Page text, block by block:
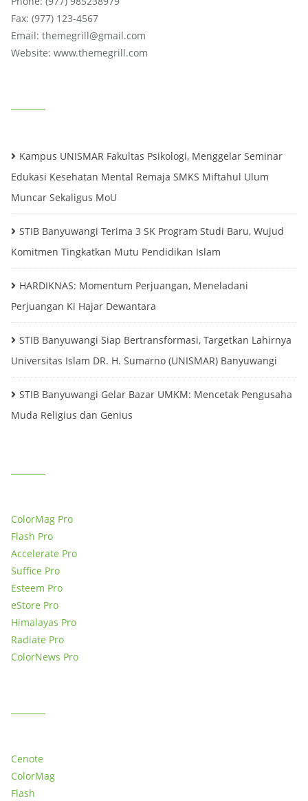
Fax: (977) 123-4567
Email: themegrill@gmail.com
Website: www.themegrill.com
Kampus UNISMAR Fakultas Psikologi, Menggelar Seminar
Edukasi Kesehatan Mental Remaja SMKS Miftahul Ulum
Muncar Sekaligus MoU
STIB Banyuwangi Terima 3 SK Program Studi Baru, Wujud
Komitmen Tingkatkan Mutu Pendidikan Islam
HARDIKNAS: Momentum Perjuangan, Meneladani
Perjuangan Ki Hajar Dewantara
STIB Banyuwangi Siap Bertransformasi, Targetkan Lahirnya
Universitas Islam DR. H. Sumarno (UNISMAR) Banyuwangi
STIB Banyuwangi Gelar Bazar UMKM: Mencetak Pengusaha
Muda Religius dan Genius
ColorMag Pro
Flash Pro
Accelerate Pro
Suffice Pro
Esteem Pro
eStore Pro
Himalayas Pro
Radiate Pro
ColorNews Pro
Cenote
ColorMag
Flash